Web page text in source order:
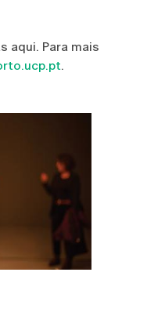
aqui. Para mais
.